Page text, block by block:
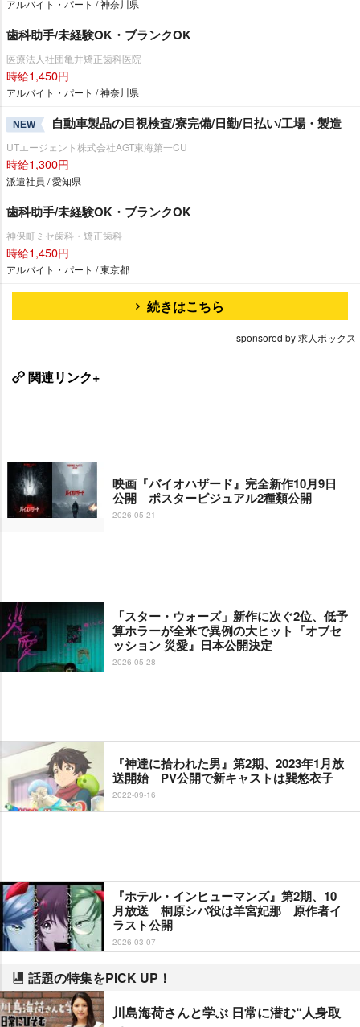
アルバイト・パート / 神奈川県
歯科助手/未経験OK・ブランクOK
医療法人社団亀井矯正歯科医院
時給1,450円
アルバイト・パート / 神奈川県
NEW 自動車製品の目視検査/寮完備/日勤/日払い/工場・製造
UTエージェント株式会社AGT東海第一CU
時給1,300円
派遣社員 / 愛知県
歯科助手/未経験OK・ブランクOK
神保町ミセ歯科・矯正歯科
時給1,450円
アルバイト・パート / 東京都
続きはこちら
sponsored by 求人ボックス
関連リンク+
映画『バイオハザード』完全新作10月9日
公開 ポスタービジュアル2種類公開
2026-05-21
「スター・ウォーズ」新作に次ぐ2位、低予
算ホラーが全米で異例の大ヒット『オブセ
ッション 災愛』日本公開決定
2026-05-28
『神達に拾われた男』第2期、2023年1月放
送開始 PV公開で新キャストは巽悠衣子
2022-09-16
『ホテル・インヒューマンズ』第2期、10
月放送 桐原シバ役は羊宮妃那 原作者イ
ラスト公開
2026-03-07
話題の特集をPICK UP！
川島海荷さんと学ぶ 日常に潜む“人身取